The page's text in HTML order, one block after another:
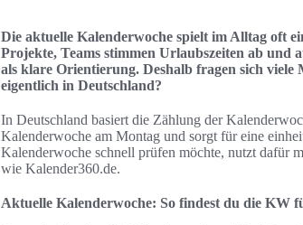
Die aktuelle Kalenderwoche spielt im Alltag oft
Projekte, Teams stimmen Urlaubszeiten ab und
als klare Orientierung. Deshalb fragen sich viele
eigentlich in Deutschland?
In Deutschland basiert die Zählung der
Kalenderwoche am Montag und sorgt für eine
Kalenderwoche schnell prüfen möchte, nutzt dafür
wie Kalender360.de.
Aktuelle Kalenderwoche: So findest du die KW